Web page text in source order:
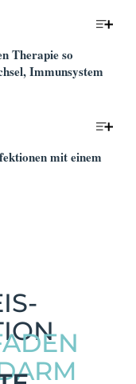
Therapie so
Immunsystem
mit einem